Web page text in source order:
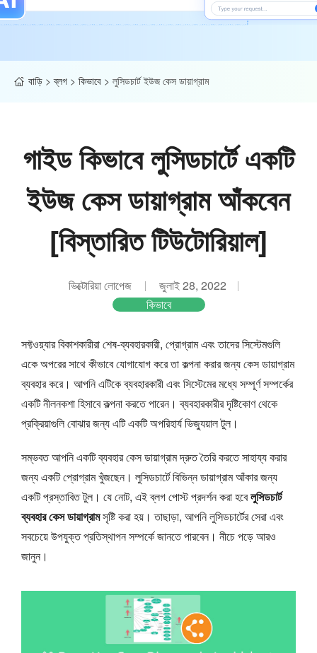
বাড়ি >ব্লগ > কিভাবে > লুসিডচার্ট ইউজ কেস ডায়াগ্রাম
গাইড কিভাবে লুসিডচার্টে একটি
ইউজ কেস ডায়াগ্রাম আঁকবেন
[বিস্তারিত টিউটোরিয়াল]
ভিক্টোরিয়া লোপেজ
জুলাই 28, 2022
কিভাবে
সফ্টওয়্যার বিকাশকারীরা শেষ-ব্যবহারকারী, প্রোগ্রাম এবং তাদের সিস্টেমগুলি
একে অপরের সাথে কীভাবে যোগাযোগ করে তা কল্পনা করার জন্য কেস ডায়াগ্রাম
ব্যবহার করে। আপনি এটিকে ব্যবহারকারী এবং সিস্টেমের মধ্যে সম্পূর্ণ সম্পর্কের
একটি নীলনকশা হিসাবে কল্পনা করতে পারেন। ব্যবহারকারীর দৃষ্টিকোণ থেকে
প্রক্রিয়াগুলি বোঝার জন্য এটি একটি অপরিহার্য ভিজ্যুয়াল টুল।
সম্ভবত আপনি একটি ব্যবহার কেস ডায়াগ্রাম দ্রুত তৈরি করতে সাহায্য করার
জন্য একটি প্রোগ্রাম খুঁজছেন। লুসিডচার্টে বিভিন্ন ডায়াগ্রাম আঁকার জন্য
একটি প্রস্তাবিত টুল। যে নোট, এই ব্লগ পোস্ট প্রদর্শন করা হবেলুসিডচার্ট
ব্যবহার কেস ডায়াগ্রামসৃষ্টি করা হয়। তাছাড়া, আপনি লুসিডচার্টের সেরা এবং
সবচেয়ে উপযুক্ত প্রতিস্থাপন সম্পর্কে জানতে পারবেন। নীচে পড়ে আরও
জানুন।